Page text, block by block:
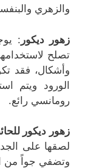
والزهري
زهور ديكور :
تصلح
وأشكال، فقد
الورود ويتم
رومانسي رائع.
زهور ديكور
لصقها على
وتضفي جواً من